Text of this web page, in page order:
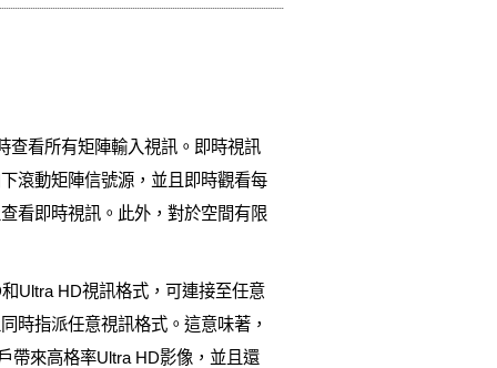
查看所有矩陣輸入視訊。即時視訊
滾動矩陣信號源，並且即時觀看每
看即時視訊。此外，對於空間有限
Ultra HD視訊格式，可連接至任意
時指派任意視訊格式。這意味著，
帶來高格率Ultra HD影像，並且還